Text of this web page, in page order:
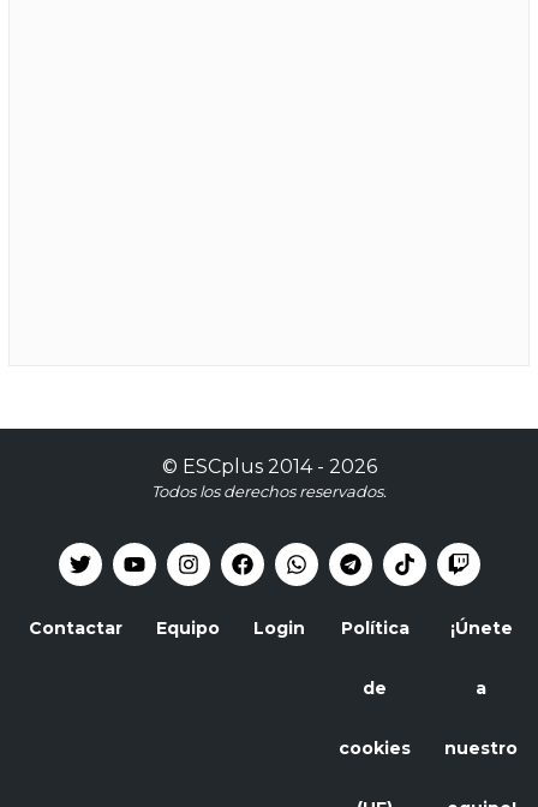
© ESCplus2014 - 2026
Todos los derechos reservados.
Contactar Equipo Login Política
de
cookies
¡Únete
a
nuestro